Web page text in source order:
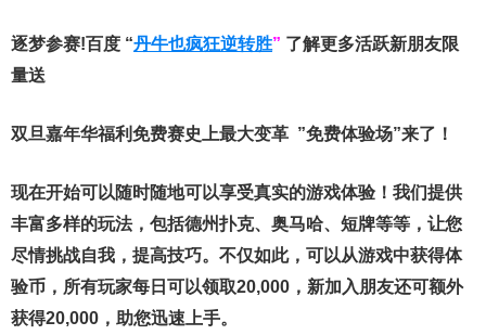
逐梦参赛!百度 “丹牛也疯狂逆转胜” 了解更多活跃新朋友限
量送
双旦嘉年华福利免费赛史上最大变革 ”免费体验场”来了！
现在开始可以随时随地可以享受真实的游戏体验！我们提供
丰富多样的玩法，包括德州扑克、奥马哈、短牌等等，让您
尽情挑战自我，提高技巧。不仅如此， 可以从游戏中获得体
验币，所有玩家每日可以领取20,000，新加入朋友还可额外
获得20,000，助您迅速上手。